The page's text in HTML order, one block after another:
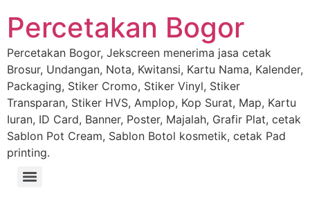
Percetakan Bogor
Percetakan Bogor, Jekscreen menerima jasa cetak
Brosur, Undangan, Nota, Kwitansi, Kartu Nama, Kalender,
Packaging, Stiker Cromo, Stiker Vinyl, Stiker
Transparan, Stiker HVS, Amplop, Kop Surat, Map, Kartu
Iuran, ID Card, Banner, Poster, Majalah, Grafir Plat, cetak
Sablon Pot Cream, Sablon Botol kosmetik, cetak Pad
printing.